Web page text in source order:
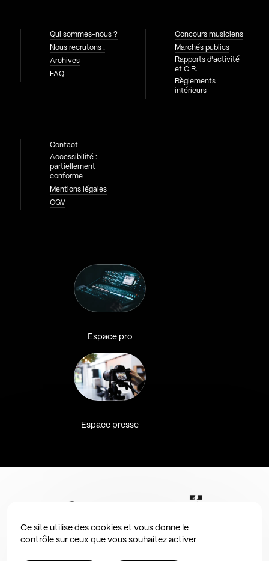
Ce site utilise des cookies et vous donne le
contrôle sur ceux que vous souhaitez activer
Qui sommes-nous ?
Nous recrutons !
Archives
FAQ
Concours musiciens
Marchés publics
Rapports d'activité
et C.R.
Règlements
intérieurs
Contact
Accessibilité :
partiellement
conforme
Mentions légales
CGV
Espace pro
Espace presse